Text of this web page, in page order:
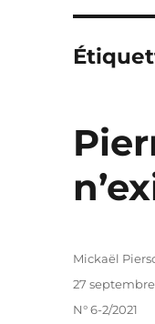
Auteur
Mickaël
Publié
27 septembre
Catégories
N° 6-2/2021